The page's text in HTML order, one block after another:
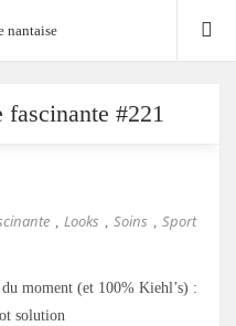
fascinante #221
, Looks , Soins , Sport
moment (et 100% Kiehl’s) :
solution